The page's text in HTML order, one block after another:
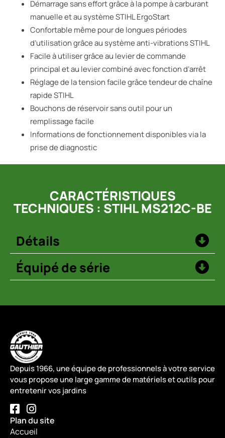
Démarrage sans effort grâce à la pompe à carburant
manuelle et au système STIHL ErgoStart
Confortable même pour de longues périodes
d’utilisation grâce au système anti-vibrations STIHL
Facile à utiliser grâce au levier de commande
principal et au levier combiné avec fonction d’arrêt
Réglage de la tension facile grâce tendeur de chaîne
rapide STIHL
Bouchons de réservoir sans outil pour un
remplissage facile
Informations de fonctionnement disponibles via la
prise de diagnostic
CARACTÉRISTIQUES
TECHNIQUES : STIHL MS212C-BE
Détails
Équipé de série
Depuis 1966, une équipe de professionnels à votre service
vous propose une large gamme de matériels et outils pour
entretenir vos jardins
Plan du site
Accueil